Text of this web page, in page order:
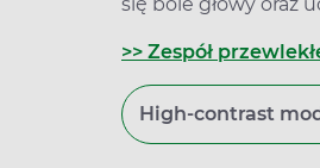
>> Zespół
High-contrast